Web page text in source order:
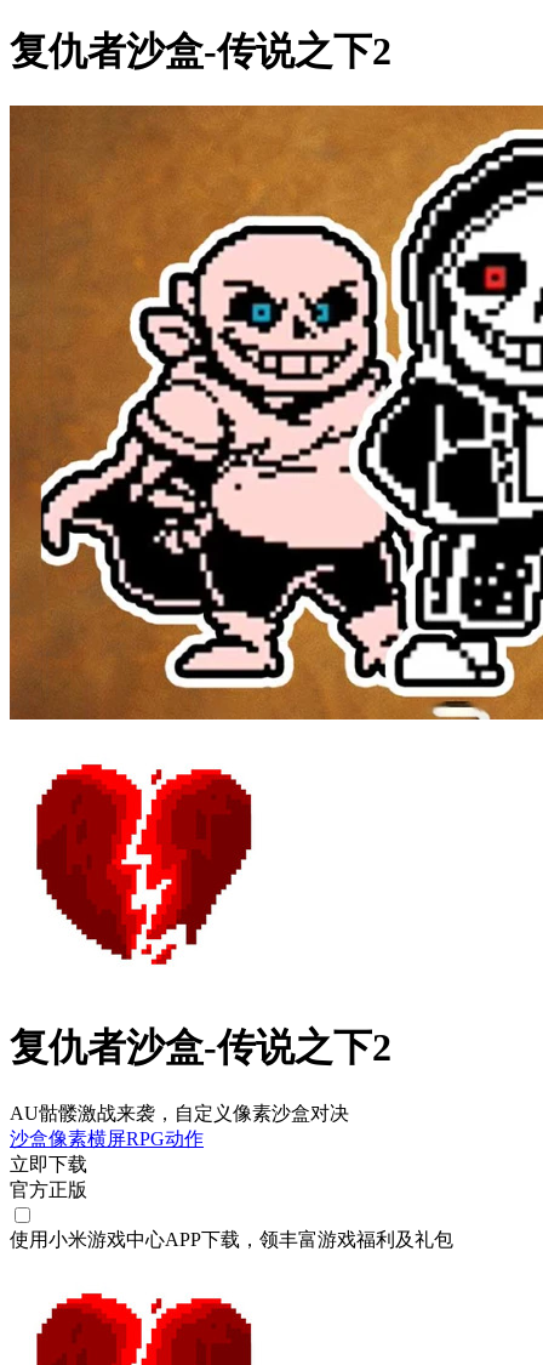
复仇者沙盒-传说之下2
复仇者沙盒-传说之下2
AU骷髅激战来袭，自定义像素沙盒对决
沙盒像素横屏RPG动作
立即下载
官方正版
使用小米游戏中心APP下载 ，领丰富游戏福利 及礼包